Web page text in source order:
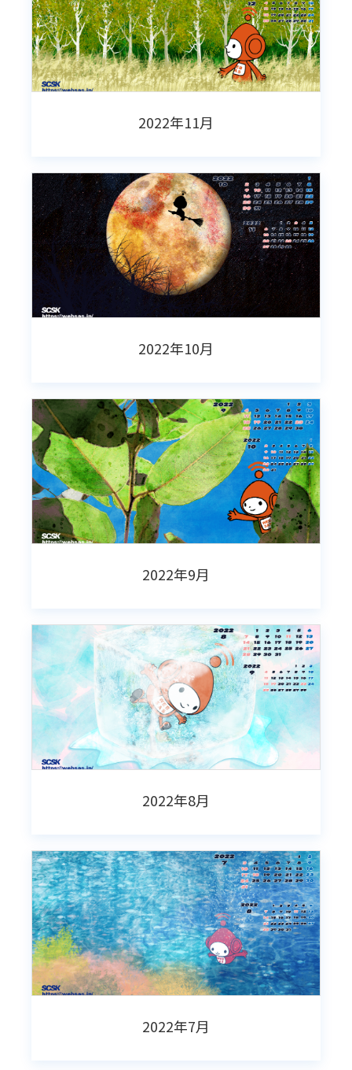
2022年11月
2022年10月
2022年9月
2022年8月
2022年7月